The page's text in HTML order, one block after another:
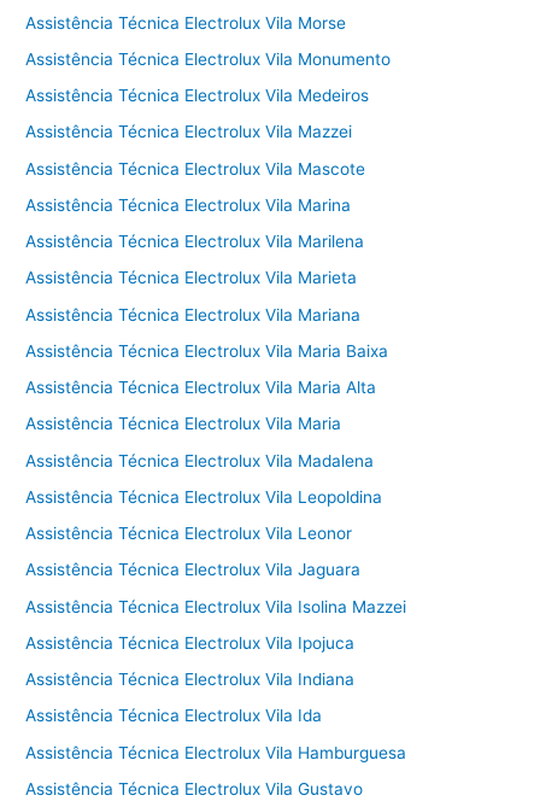
Assistência Técnica Electrolux Vila Morse
Assistência Técnica Electrolux Vila Monumento
Assistência Técnica Electrolux Vila Medeiros
Assistência Técnica Electrolux Vila Mazzei
Assistência Técnica Electrolux Vila Mascote
Assistência Técnica Electrolux Vila Marina
Assistência Técnica Electrolux Vila Marilena
Assistência Técnica Electrolux Vila Marieta
Assistência Técnica Electrolux Vila Mariana
Assistência Técnica Electrolux Vila Maria Baixa
Assistência Técnica Electrolux Vila Maria Alta
Assistência Técnica Electrolux Vila Maria
Assistência Técnica Electrolux Vila Madalena
Assistência Técnica Electrolux Vila Leopoldina
Assistência Técnica Electrolux Vila Leonor
Assistência Técnica Electrolux Vila Jaguara
Assistência Técnica Electrolux Vila Isolina Mazzei
Assistência Técnica Electrolux Vila Ipojuca
Assistência Técnica Electrolux Vila Indiana
Assistência Técnica Electrolux Vila Ida
Assistência Técnica Electrolux Vila Hamburguesa
Assistência Técnica Electrolux Vila Gustavo